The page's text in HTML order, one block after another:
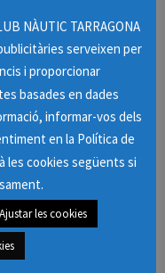
NÀUTIC TARRAGONA
serveixen per
i proporcionar
basades en dades
informar-vos dels
en la Política de
les cookies següents si
Ajustar les cookies